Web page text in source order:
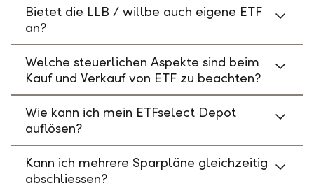
Bietet die LLB / willbe auch eigene ETF
an?
Welche steuerlichen Aspekte sind beim
Kauf und Verkauf von ETF zu beachten?
Wie kann ich mein ETFselect Depot
auflösen?
Kann ich mehrere Sparpläne gleichzeitig
abschliessen?